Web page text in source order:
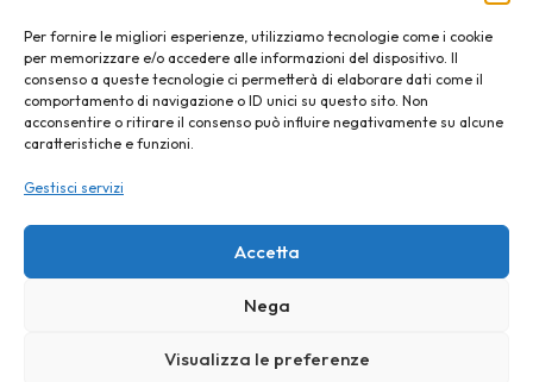
Per fornire le migliori esperienze, utilizziamo tecnologie come i cookie
per memorizzare e/o accedere alle informazioni del dispositivo. Il
consenso a queste tecnologie ci permetterà di elaborare dati come il
comportamento di navigazione o ID unici su questo sito. Non
acconsentire o ritirare il consenso può influire negativamente su alcune
caratteristiche e funzioni.
Gestisci servizi
Accetta
Nega
Visualizza le preferenze
In un mercato dominato dal PVC e dall’alluminio, la
finestra in legno resiste. Non per nostalgia, ma per
merito. Chi sceglie il legno lo fa